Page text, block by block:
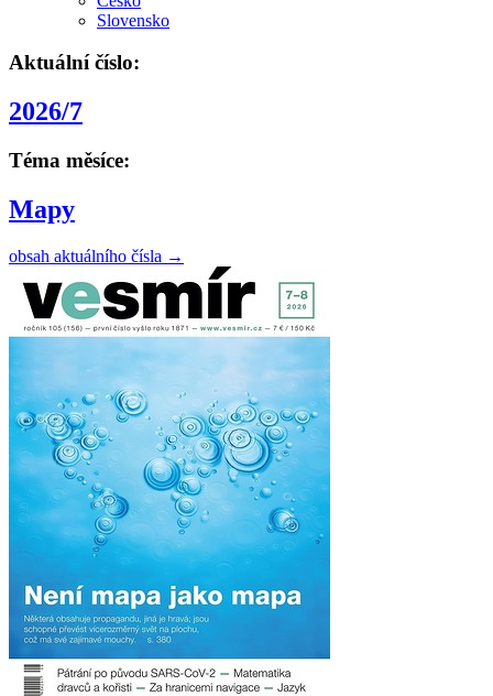
Slovensko
Aktuální číslo:
2026/7
Téma měsíce:
Mapy
obsah aktuálního čísla →